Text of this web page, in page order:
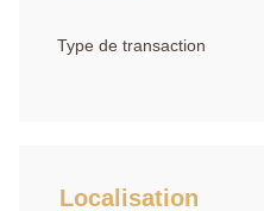
Type de transaction
Localisation